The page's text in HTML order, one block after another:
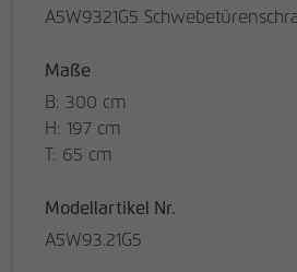
A5W9321G5
Maße
B: 300 cm
H: 197 cm
T: 65 cm
Modellartikel Nr.
A5W93.21G5